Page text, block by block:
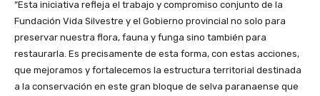
“Esta iniciativa refleja el trabajo y compromiso conjunto de la
Fundación Vida Silvestre y el Gobierno provincial no solo para
preservar nuestra flora, fauna y funga sino también para
restaurarla. Es precisamente de esta forma, con estas acciones,
que mejoramos y fortalecemos la estructura territorial destinada
a la conservación en este gran bloque de selva paranaense que